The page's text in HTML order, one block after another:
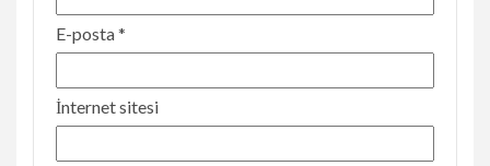
E-posta*
İnternet sitesi